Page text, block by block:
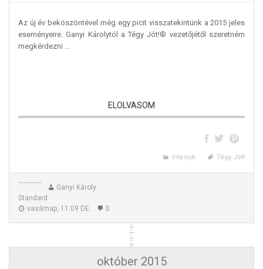
Interjú: visszatekintés a 2015-ös évre
Az új év beköszöntével még egy picit visszatekintünk a 2015 jeles
eseményeire. Ganyi Károlytól a Tégy Jót!® vezetőjétől szeretném
megkérdezni ...
ELOLVASOM
Tégy Jót!
Interjúk
Ganyi Károly
Standard
vasárnap, 11:09 DE.
0
október 2015